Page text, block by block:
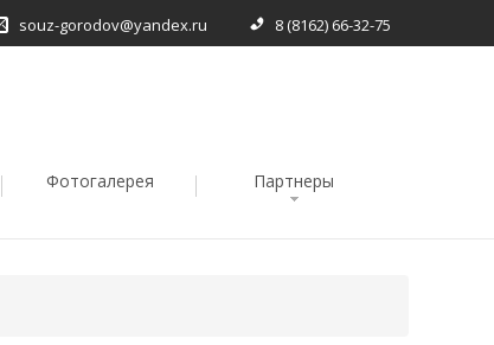
souz-gorodov@yandex.ru 8 (8162) 66-32-75
Фотогалерея Партнеры